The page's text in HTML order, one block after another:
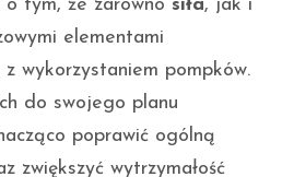
o tym, że zarówno siła, jak i
elementami
wykorzystaniem pompków.
do swojego planu
poprawić ogólną
zwiększyć wytrzymałość